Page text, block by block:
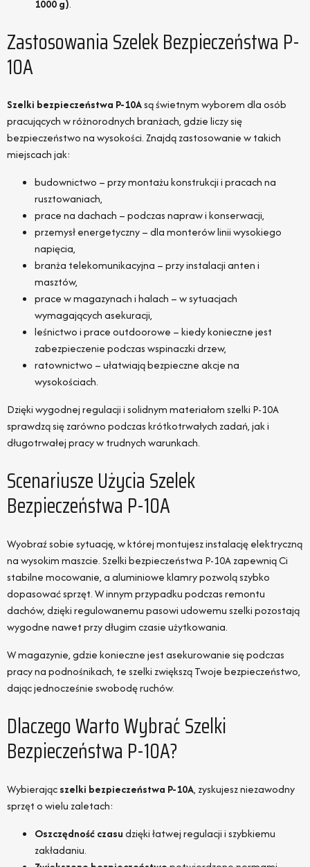
1000 g).
Zastosowania Szelek Bezpieczeństwa P-
10A
Szelki bezpieczeństwa P-10Asą świetnym wyborem dla osób
pracujących w różnorodnych branżach, gdzie liczy się
bezpieczeństwo na wysokości. Znajdą zastosowanie w takich
miejscach jak:
budownictwo – przy montażu konstrukcji i pracach na
rusztowaniach,
prace na dachach – podczas napraw i konserwacji,
przemysł energetyczny – dla monterów linii wysokiego
napięcia,
branża telekomunikacyjna – przy instalacji anten i
masztów,
prace w magazynach i halach – w sytuacjach
wymagających asekuracji,
leśnictwo i prace outdoorowe – kiedy konieczne jest
zabezpieczenie podczas wspinaczki drzew,
ratownictwo – ułatwiają bezpieczne akcje na
wysokościach.
Dzięki wygodnej regulacji i solidnym materiałom szelki P-10A
sprawdzą się zarówno podczas krótkotrwałych zadań, jak i
długotrwałej pracy w trudnych warunkach.
Scenariusze Użycia Szelek
Bezpieczeństwa P-10A
Wyobraź sobie sytuację, w której montujesz instalację elektryczną
na wysokim maszcie. Szelki bezpieczeństwa P-10A zapewnią Ci
stabilne mocowanie, a aluminiowe klamry pozwolą szybko
dopasować sprzęt. W innym przypadku podczas remontu
dachów, dzięki regulowanemu pasowi udowemu szelki pozostają
wygodne nawet przy długim czasie użytkowania.
W magazynie, gdzie konieczne jest asekurowanie się podczas
pracy na podnośnikach, te szelki zwiększą Twoje bezpieczeństwo,
dając jednocześnie swobodę ruchów.
Dlaczego Warto Wybrać Szelki
Bezpieczeństwa P-10A?
Wybierającszelki bezpieczeństwa P-10A, zyskujesz niezawodny
sprzęt o wielu zaletach:
Oszczędność czasudzięki łatwej regulacji i szybkiemu
zakładaniu.